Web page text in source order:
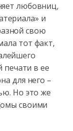
любовниц,
и
свою
тот факт,
печати в ее
для него –
Но это же
своими